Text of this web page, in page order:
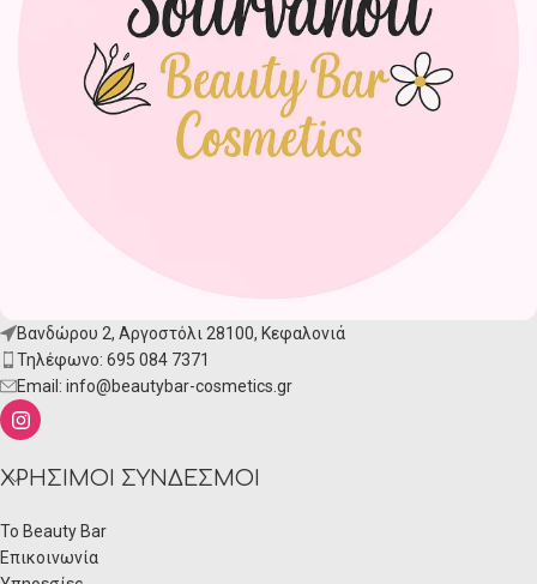
Βανδώρου 2, Αργοστόλι 28100, Κεφαλονιά
Τηλέφωνο: 695 084 7371
Email: info@beautybar-cosmetics.gr
ΧΡΉΣΙΜΟΙ ΣΎΝΔΕΣΜΟΙ
Το Beauty Bar
Επικοινωνία